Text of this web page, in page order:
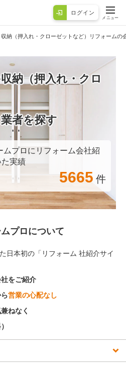
ログイン
メニュー
収納（押入れ・クローゼットなど）リフォームの
収納（押入れ・クロ
者を探す
ムプロにリフォーム会社紹
実績
5665 件
プロについて
日本初の「リフォーム 社紹介サイ
をご紹介
営業の心配なし
ねなく